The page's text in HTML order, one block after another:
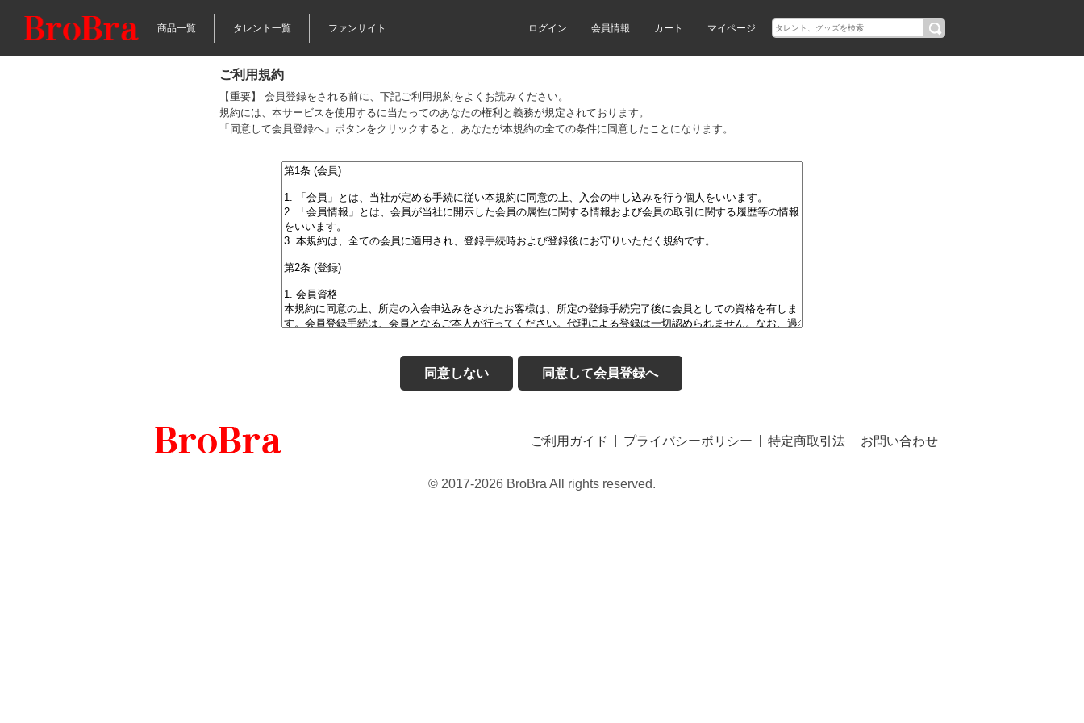
商品一覧 タレント一覧 ファンサイト ログイン 会員情報 カート マイページ
ご利用規約
【重要】 会員登録をされる前に、下記ご利用規約をよくお読みください。
規約には、本サービスを使用するに当たってのあなたの権利と義務が規定されております。
「同意して会員登録へ」ボタンをクリックすると、あなたが本規約の全ての条件に同意したことになります。
同意しない 同意して会員登録へ
ご利用ガイド プライバシーポリシー 特定商取引法 お問い合わせ
© 2017-2026 BroBra All rights reserved.